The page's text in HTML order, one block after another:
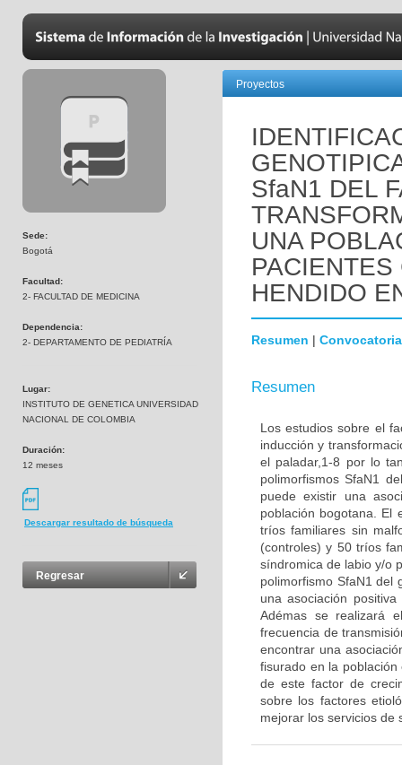
Sede:
Bogotá
Facultad:
2- FACULTAD DE MEDICINA
Dependencia:
2- DEPARTAMENTO DE PEDIATRÍA
Lugar:
INSTITUTO DE GENETICA UNIVERSIDAD
NACIONAL DE COLOMBIA
Duración:
12 meses
Descargar resultado de búsqueda
Regresar
Proyectos
SfaN1 DEL
UNA
HENDIDO
Resumen | Convocatoria
Resumen
Los estudios sobre el
inducción y
el paladar,1-8 por lo
polimorfismos SfaN1
puede existir una
población bogotana. El
tríos familiares sin
(controles) y 50 tríos
síndromica de labio y/o
polimorfismo SfaN1 del
una asociación
Adémas se realizará
frecuencia de
encontrar una
fisurado en la
de este factor de
sobre los factores
mejorar los servicios de